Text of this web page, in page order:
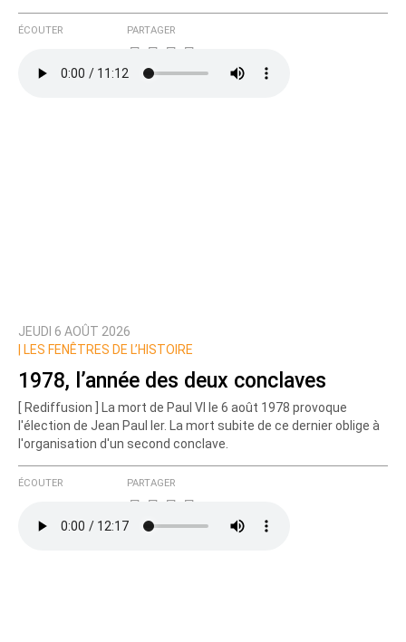
Ajoutez votre commentaire ici
Texte de votre message
Prévenez-moi de tous les nouveaux commentaires
ÉCOUTER PARTAGER
JEUDI 6 AOÛT 2026
LES FENÊTRES DE L’HISTOIRE
1978, l’année des deux conclaves
[ Rediffusion ] La mort de Paul VI le 6 août 1978 provoque
l'élection de Jean Paul Ier. La mort subite de ce dernier oblige à
l'organisation d'un second conclave.
ÉCOUTER PARTAGER